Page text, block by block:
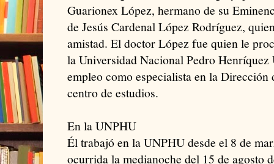
Guarionex López, hermano de su
de Jesús Cardenal López Rodríguez,
amistad. El doctor López fue quien le
la Universidad Nacional Pedro
empleo como especialista en la
centro de estudios.
En la UNPHU
Él trabajó en la UNPHU desde el 8 de
ocurrida la medianoche del 15 de agosto